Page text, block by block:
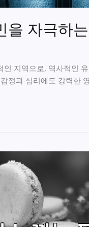
을 자극하
지역으로, 역사적인
정과 심리에도 강력한